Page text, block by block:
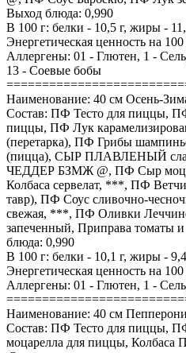
Выход блюда: 0,990
В 100 г: белки - 10,5 г, жиры -
Энергетическая ценность на
Аллергены: 01 - Глютен, 1 -
13 - Соевые бобы
Наименование: 40 см Осень-
Состав: ПФ Тесто для пиццы,
пиццы, ПФ Лук
(перетарка), ПФ Грибы
(пицца), СЫР ПЛАВЛЕНЫЙ
ЧЕДДЕР БЗМЖ @, ПФ Сыр
Колбаса сервелат, ***, ПФ
тавр), ПФ Соус сливочно-
свежая, ***, ПФ Оливки
запеченный, Приправа томаты
блюда: 0,990
В 100 г: белки - 10,1 г, жиры -
Энергетическая ценность на
Аллергены: 01 - Глютен, 1 -
Наименование: 40 см
Состав: ПФ Тесто для пиццы,
моцарелла для пиццы, Колбаса